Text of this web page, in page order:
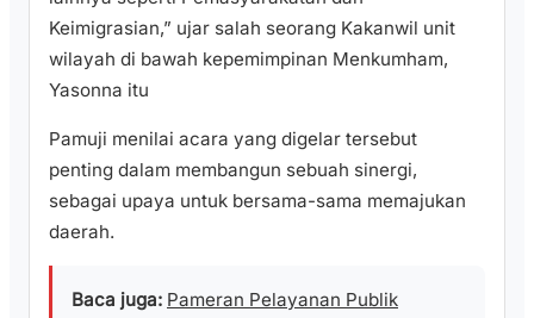
Keimigrasian,” ujar salah seorang Kakanwil unit
wilayah di bawah kepemimpinan Menkumham,
Yasonna itu
Pamuji menilai acara yang digelar tersebut
penting dalam membangun sebuah sinergi,
sebagai upaya untuk bersama-sama memajukan
daerah.
Baca juga: Pameran Pelayanan Publik